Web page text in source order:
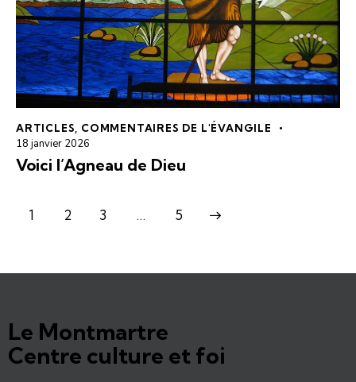
ARTICLES, COMMENTAIRES DE L'ÉVANGILE
18 janvier 2026
Voici l’Agneau de Dieu
1 2 3 … 5
>
Le Montmartre
Centre culture et foi